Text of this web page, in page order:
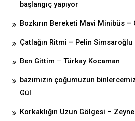
başlangıç yapıyor
Bozkırın Bereketi Mavi Minibüs
Çatlağın Ritmi – Pelin Simsaroğlu
Ben Gittim – Türkay Kocaman
bazımızın çoğumuzun
Gül
Korkaklığın Uzun Gölgesi –